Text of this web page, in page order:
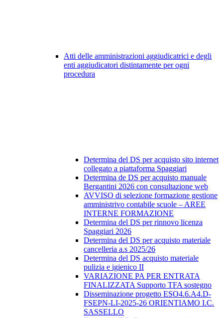
Atti delle amministrazioni aggiudicatrici e degli
enti aggiudicatori distintamente per ogni
procedura
Determina del DS per acquisto sito internet
collegato a piattaforma Spaggiari
Determina de DS per acquisto manuale
Bergantini 2026 con consultazione web
AVVISO di selezione formazione gestione
amministrivo contabile scuole – AREE
INTERNE FORMAZIONE
Determina del DS per rinnovo licenza
Spaggiari 2026
Determina del DS per acquisto materiale
cancelleria a.s 2025/26
Determina del DS acquisto materiale
pulizia e igienico II
VARIAZIONE PA PER ENTRATA
FINALIZZATA Supporto TFA sostegno
Disseminazione progetto ESO4.6.A4.D-
FSEPN-LI-2025-26 ORIENTIAMO I.C.
SASSELLO